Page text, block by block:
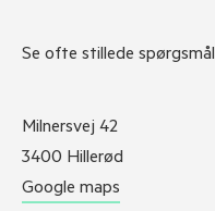
Se ofte stillede spørgsmål
Milnersvej 42
3400 Hillerød
Google maps